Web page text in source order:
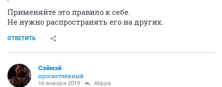
Применяйте это правило к себе.
Не нужно распространять его на других.
ОТВЕТИТЬ
Сэймэй
просветлённый
16 января 2019 Alippa